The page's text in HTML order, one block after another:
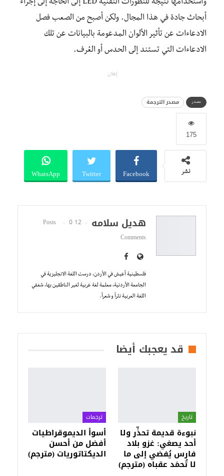
واستخدامها نتيجة للتطورات التقنية LED إلى الحاجة إلى إجراء
أبحاث جادة في هذا المجال. ولكن أصبح من الصعب فصل
الادعاءات عن تأثير الألوان المدعومة بالبيانات عن تلك
الادعاءات التي تستند إلى الحدس أو العُرف.
إعلان
مصدر مصدر الترجمة
175
نشر Facebook
Twitter
WhatsApp
هديل سلامه 12 Posts
0
Comments
فلسطينية أعيش في الأردن، درست اللغة الانجليزية في
الجامعة الأردنية، معلمة لغة عربية لغير الناطقين بها، شغفي
اللغة العربية نثراً و شعراً.
قد يعجبك أيضا
تاريخ
نبوءة قديمة تحذِّر ولا
أحد يصغي: غزو بلاد
فارس يُفضي إلى ما
لا تُحمَد عقباه (مترجم)
ترجمات
أسوأ الديموقراطيات
أفضل من أحسن
الديكتاتوريات (مترجم)